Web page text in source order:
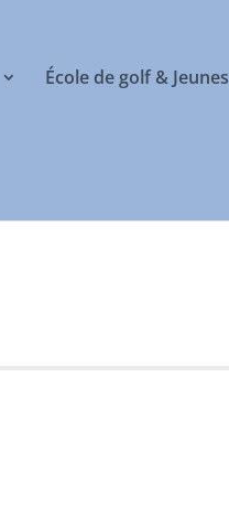
École de golf & Jeunes